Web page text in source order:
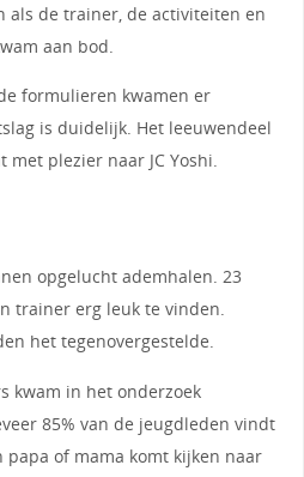
als de trainer, de activiteiten en
aan bod.
formulieren kwamen er
is duidelijk. Het leeuwendeel
met plezier naar JC Yoshi.
opgelucht ademhalen. 23
trainer erg leuk te vinden.
het tegenovergestelde.
kwam in het onderzoek
85% van de jeugdleden vindt
of mama komt kijken naar